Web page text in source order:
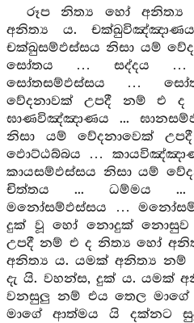
රූප නිත්‍ය හෝ අනිත්‍ය
අනිත්‍ය ය.
චක්ඛුසම්ඵස්සය නිසා යම්
සෝතය … සද්දය …
සෝතසම්ඵස්සය …
වේදනාවක් උපදී නම් එ ද
ඝාණවිඤ්ඤාණය ...
නිසා යම් වේදනාවෙක්
ඵොට්ඨබ්බය …
කායසම්ඵස්සය නිසා යම්
චිත්තය ... ධම්මය
මනෝසම්ඵස්සය …
දුක් වූ හෝ නොදුක් නොසුව
උපදී නම් එ ද නිත්‍ය හෝ
අනිත්‍ය ය. යමක් අනිත්‍ය
දැ යි. වහන්ස, දුක් ය. යමක්
වනසුලු නම් එය තෙල
මාගේ ආත්මය යි දක්නට